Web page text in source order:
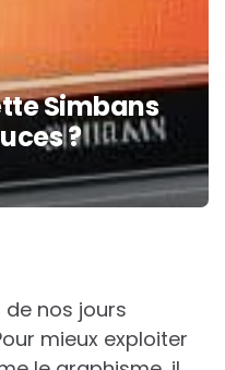
Simbans
?
nos jours
mieux exploiter